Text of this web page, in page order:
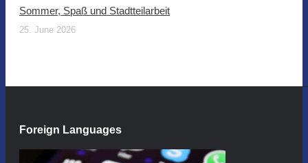
Sommer, Spaß und Stadtteilarbeit
25. June 2026
Foreign Languages